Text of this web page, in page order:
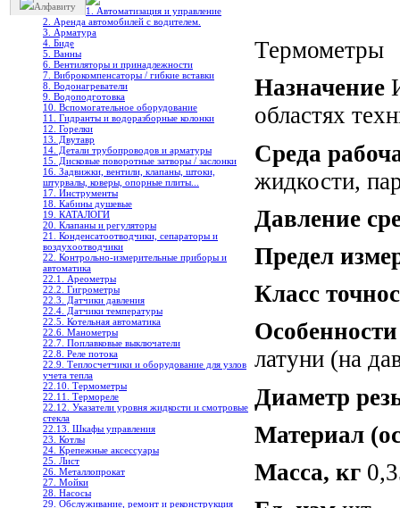
Алфавиту
1. Автоматизация и управление
2. Аренда автомобилей с водителем.
3. Арматура
4. Биде
5. Ванны
6. Вентиляторы и принадлежности
7. Виброкомпенсаторы / гибкие вставки
8. Водонагреватели
9. Водоподготовка
10. Вспомогательное оборудование
11. Гидранты и водоразборные колонки
12. Горелки
13. Двутавр
14. Детали трубопроводов и арматуры
15. Дисковые поворотные затворы / заслонки
16. Задвижки, вентили, клапаны, штоки,
штурвалы, коверы, опорные плиты...
17. Инструменты
18. Кабины душевые
19. КАТАЛОГИ
20. Клапаны и регуляторы
21. Конденсатоотводчики, сепараторы и
воздухоотводчики
22. Контрольно-измерительные приборы и
автоматика
22.1. Ареометры
22.2. Гигрометры
22.3. Датчики давления
22.4. Датчики температуры
22.5. Котельная автоматика
22.6. Манометры
22.7. Поплавковые выключатели
22.8. Реле потока
22.9. Теплосчетчики и оборудование для узлов
учета тепла
22.10. Термометры
22.11. Термореле
22.12. Указатели уровня жидкости и смотровые
стекла
22.13. Шкафы управления
23. Котлы
24. Крепежные аксессуары
25. Лист
26. Металлопрокат
27. Мойки
28. Насосы
29. Обслуживание, ремонт и реконструкция
Термометры
Назначение
областях
Среда
жидкости,
Давление
Предел
Класс
латуни (на
Диаметр
Материал
Масса, кг